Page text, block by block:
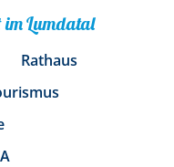
im Lumdatal
Rathaus